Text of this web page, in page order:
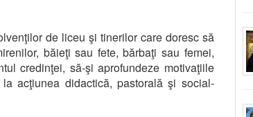
de liceu şi tinerilor care doresc să
băieţi sau fete, bărbaţi sau femei,
credinţei, să-şi aprofundeze motivaţiile
acţiunea didactică, pastorală şi social-